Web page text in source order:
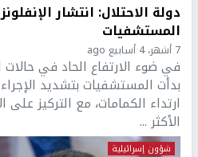
دولة الاحتلال: انتشار
المستشفيات
7 أشهر، 4 أسابيع ago
في ضوء الارتفاع الحاد في حالات
بدأت المستشفيات بتشديد
ارتداء الكمامات، مع التركيز
الأكثر ...
شؤون إسرائيلية